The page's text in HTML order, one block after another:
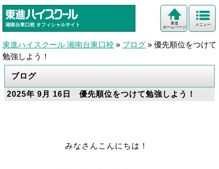
湘南台東口校 オフィシャルサイト メニュー
東進
ホームページ
東進ハイスクール 湘南台東口校 » ブログ » 優先順位をつけて
勉強しよう！
ブログ
2025年 9月 16日 優先順位をつけて勉強しよう！
みなさんこんにちは！